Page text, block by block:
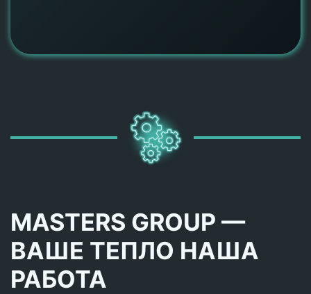
MASTERS GROUP —
ВАШЕ ТЕПЛО НАША
РАБОТА